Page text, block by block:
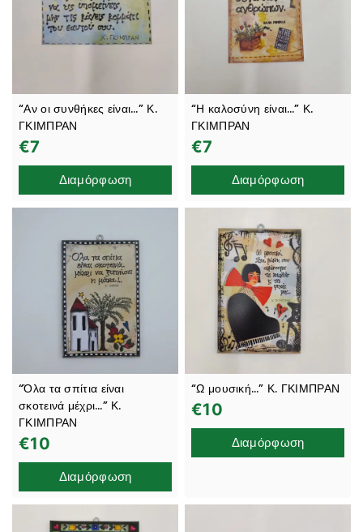
“Αν οι συνθήκες είναι…” Κ.
ΓΚΙΜΠΡΑΝ
€7
Διαμόρφωση
“Η καλοσύνη είναι…” Κ.
ΓΚΙΜΠΡΑΝ
€7
Διαμόρφωση
“Όλα τα σπίτια είναι
σκοτεινά μέχρι…” Κ.
ΓΚΙΜΠΡΑΝ
€10
Διαμόρφωση
“Ω μουσική…” Κ. ΓΚΙΜΠΡΑΝ
€10
Διαμόρφωση